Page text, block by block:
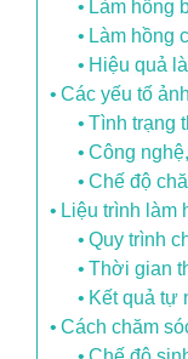
Làm hồng
Làm hồng
Hiệu quả
Các yếu tố
Tình trạng
Công
Chế độ
Liệu trình làm
Quy trình
Thời gian
Kết quả tự
Cách chăm